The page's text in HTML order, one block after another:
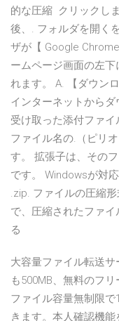
的な圧縮 クリックし
後、. フォルダを開く
ザが【 Google
ームページ画⾯の左
れます。 A. 【ダウン
インターネットから
受け取った添付ファイ
ファイル名の.（ピリ
す。 拡張子は、その
です。 Windowsが対
.zip. ファイルの圧縮
で、圧縮されたファ
る
大容量ファイル転送
も500MB、無料のフ
ファイル容量無制限
きます。本人確認機